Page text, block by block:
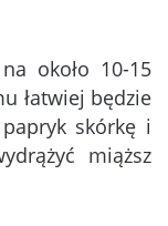
około 10-15
łatwiej będzie
skórkę i
miąższ